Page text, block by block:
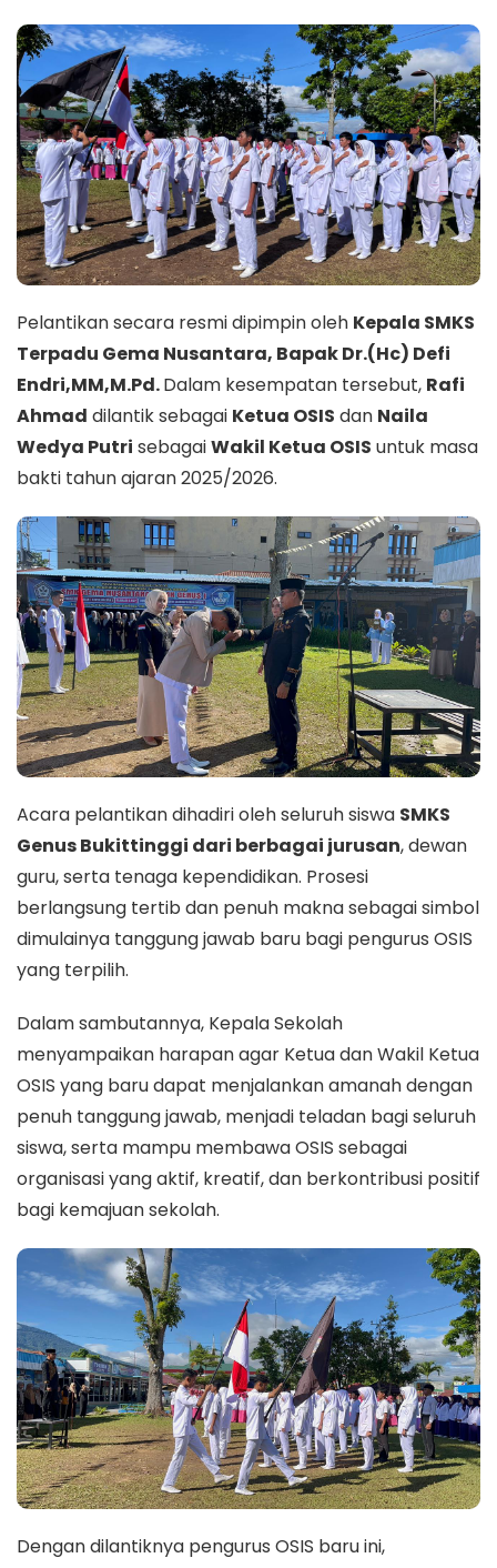
Pelantikan secara resmi dipimpin oleh Kepala SMKS
Terpadu Gema Nusantara, Bapak Dr.(Hc) Defi
Endri,MM,M.Pd.Dalam kesempatan tersebut, Rafi
Ahmad dilantik sebagai Ketua OSIS dan Naila
Wedya Putri sebagaiWakil Ketua OSIS untuk masa
bakti tahun ajaran 2025/2026.
Acara pelantikan dihadiri oleh seluruh siswa SMKS
Genus Bukittinggi dari berbagai jurusan, dewan
guru, serta tenaga kependidikan. Prosesi
berlangsung tertib dan penuh makna sebagai simbol
dimulainya tanggung jawab baru bagi pengurus OSIS
yang terpilih.
Dalam sambutannya, Kepala Sekolah
menyampaikan harapan agar Ketua dan Wakil Ketua
OSIS yang baru dapat menjalankan amanah dengan
penuh tanggung jawab, menjadi teladan bagi seluruh
siswa, serta mampu membawa OSIS sebagai
organisasi yang aktif, kreatif, dan berkontribusi positif
bagi kemajuan sekolah.
Dengan dilantiknya pengurus OSIS baru ini,